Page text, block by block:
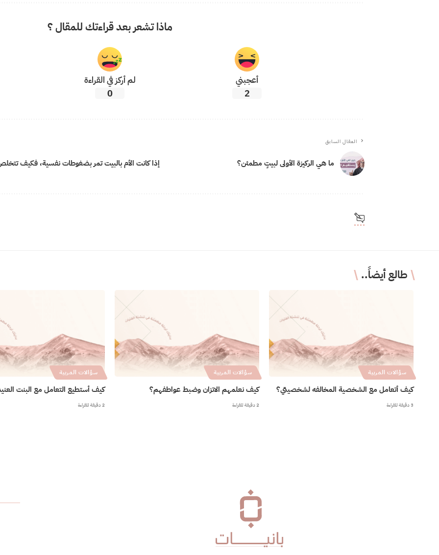
ماذا تشعر بعد قراءتك للمقال ؟
أعجبني
2
لم أركز في القراءة
0
المقال السابق
ما هي الركيزة الأولى لبيتٍ مطمئن؟ إذا كانت الأم بالبيت تمر بضغوطات نفسية، فكيف
طالع أيضاً..
سؤالات المربية
كيف أتعامل مع الشخصية المخالفه لشخصيتي؟
3 دقيقة للقراءة
سؤالات المربية
كيف نعلمهم الاتزان وضبط عواطفهم؟
2 دقيقة للقراءة
سؤالات المربية
كيف أستطيع التعامل مع البنت
2 دقيقة للقراءة